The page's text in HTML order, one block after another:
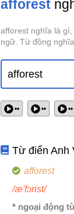
afforest
afforest nghĩa là
ngữ. Từ đồng
•• •• ••
Từ điển Anh
afforest
/æ'fɔrist/
* ngoại động